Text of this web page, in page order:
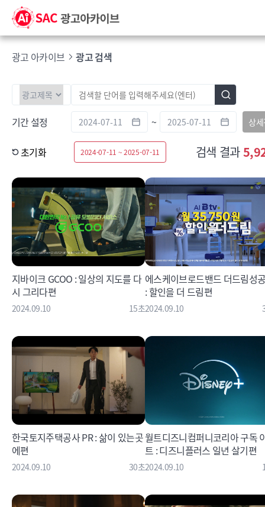
광고 아카이브 광고 검색
기간 설정 ~ 상
초기화 2024-07-11 ~ 2025-07-11 검색 결과
지바이크 GCOO : 일상의 지도를 다
시 그리다편
2024.09.10 15초
에스케이브로드밴드 더드림성
: 할인을 더 드림편
2024.09.10
한국토지주택공사 PR : 삶이 있는곳
에편
2024.09.10 30초
월트디즈니컴퍼니코리아 구독
트 : 디즈니플러스 일년 살기편
2024.09.10